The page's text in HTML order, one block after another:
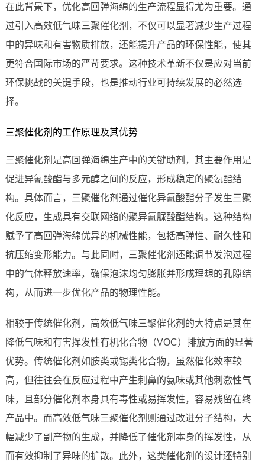
在此背景下，优化高回弹海绵的生产流程显得尤为重要。通
过引入高效低气味三聚催化剂，不仅可以显著减少生产过程
中的异味和有害物质排放，还能提升产品的环保性能，使其
更符合国际市场的严苛要求。这种技术革新不仅是应对当前
环保挑战的关键手段，也是推动行业可持续发展的必然选
择。
三聚催化剂的工作原理及其优势
三聚催化剂是高回弹海绵生产中的关键助剂，其主要作用是
促进异氰酸酯与多元醇之间的反应，形成稳定的聚氨酯结
构。具体而言，三聚催化剂通过催化异氰酸酯分子发生三聚
化反应，生成具有交联网络的聚异氰脲酸酯结构。这种结构
赋予了高回弹海绵优异的机械性能，包括高弹性、耐久性和
抗压缩变形能力。与此同时，三聚催化剂还能调节发泡过程
中的气体释放速率，确保泡沫均匀膨胀并形成理想的孔隙结
构，从而进一步优化产品的物理性能。
相较于传统催化剂，高效低气味三聚催化剂的大特点是其在
降低气味和有害挥发性有机化合物（VOC）排放方面的显著
优势。传统催化剂如胺类或锡类化合物，虽然催化效率较
高，但往往会在反应过程中产生刺鼻的氨味或其他刺激性气
味，且部分催化剂本身具有毒性或易挥发性，容易残留在终
产品中。而高效低气味三聚催化剂则通过改进分子结构，大
幅减少了副产物的生成，并降低了催化剂本身的挥发性，从
而有效抑制了异味的扩散。此外，这类催化剂的设计还特别